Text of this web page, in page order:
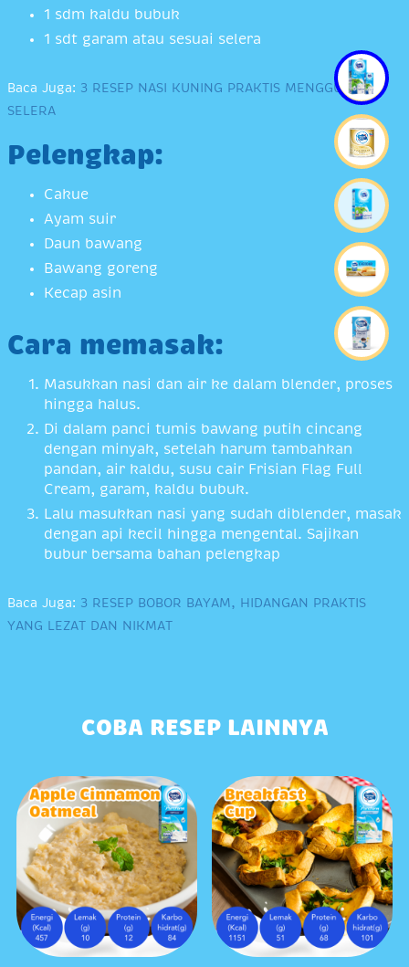
1 sdm kaldu bubuk
1 sdt garam atau sesuai selera
Baca Juga: 3 RESEP NASI KUNING PRAKTIS MENGGUGAH
SELERA
Pelengkap:
Cakue
Ayam suir
Daun bawang
Bawang goreng
Kecap asin
Cara memasak:
Masukkan nasi dan air ke dalam blender, proses
hingga halus.
Di dalam panci tumis bawang putih cincang
dengan minyak, setelah harum tambahkan
pandan, air kaldu, susu cair Frisian Flag Full
Cream, garam, kaldu bubuk.
Lalu masukkan nasi yang sudah diblender, masak
dengan api kecil hingga mengental. Sajikan
bubur bersama bahan pelengkap
Baca Juga: 3 RESEP BOBOR BAYAM, HIDANGAN PRAKTIS
YANG LEZAT DAN NIKMAT
COBA RESEP LAINNYA